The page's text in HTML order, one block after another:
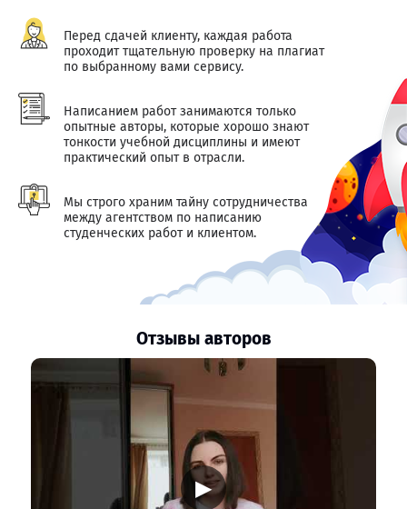
Перед сдачей клиенту, каждая работа
проходит тщательную проверку на плагиат
по выбранному вами сервису.
Написанием работ занимаются только
опытные авторы, которые хорошо знают
тонкости учебной дисциплины и имеют
практический опыт в отрасли.
Мы строго храним тайну сотрудничества
между агентством по написанию
студенческих работ и клиентом.
Отзывы авторов
▶